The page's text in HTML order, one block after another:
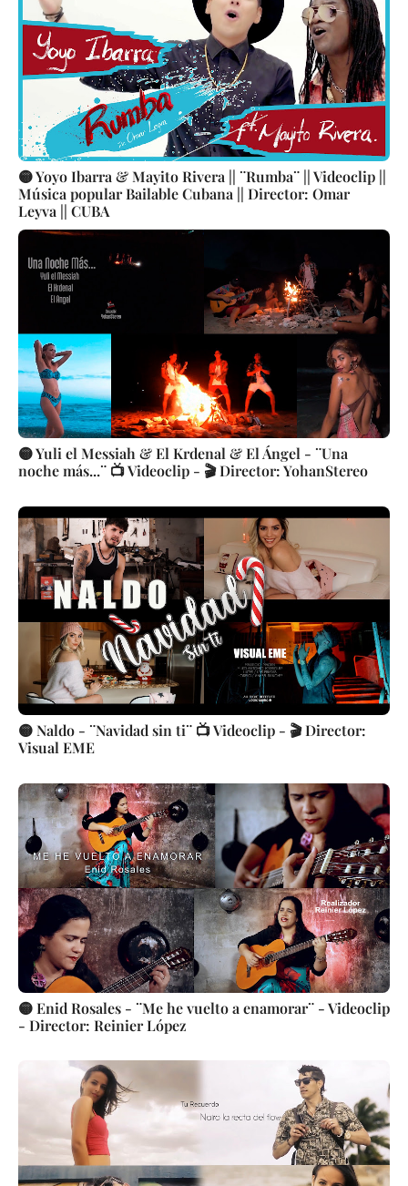
🟡 Yoyo Ibarra & Mayito Rivera || ¨Rumba¨ || Videoclip ||
Música popular Bailable Cubana || Director: Omar
Leyva || CUBA
🟡 Yuli el Messiah & El Krdenal & El Ángel - ¨Una
noche más...¨ 📺 Videoclip - 🎬 Director: YohanStereo
🟡 Naldo - ¨Navidad sin ti¨ 📺 Videoclip - 🎬 Director:
Visual EME
🟡 Enid Rosales - ¨Me he vuelto a enamorar¨ - Videoclip
- Director: Reinier López